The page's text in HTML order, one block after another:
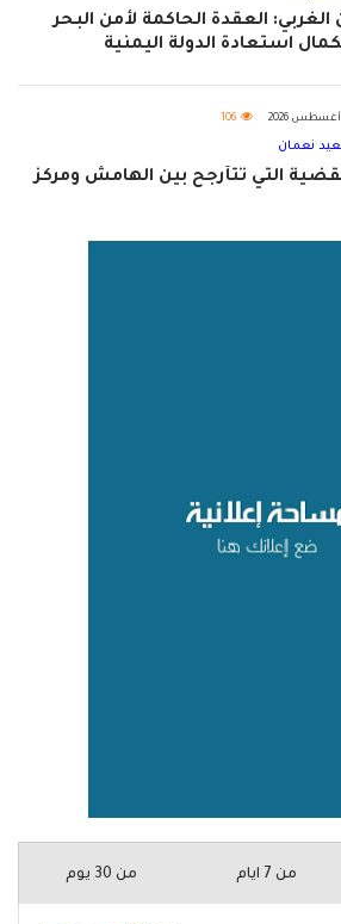
العقدة الحاكمة لأمن البحر
استعادة الدولة اليمنية
106
نعمان
التي تتأرجح بين الهامش ومركز
من 7 ايام من 30 يوم